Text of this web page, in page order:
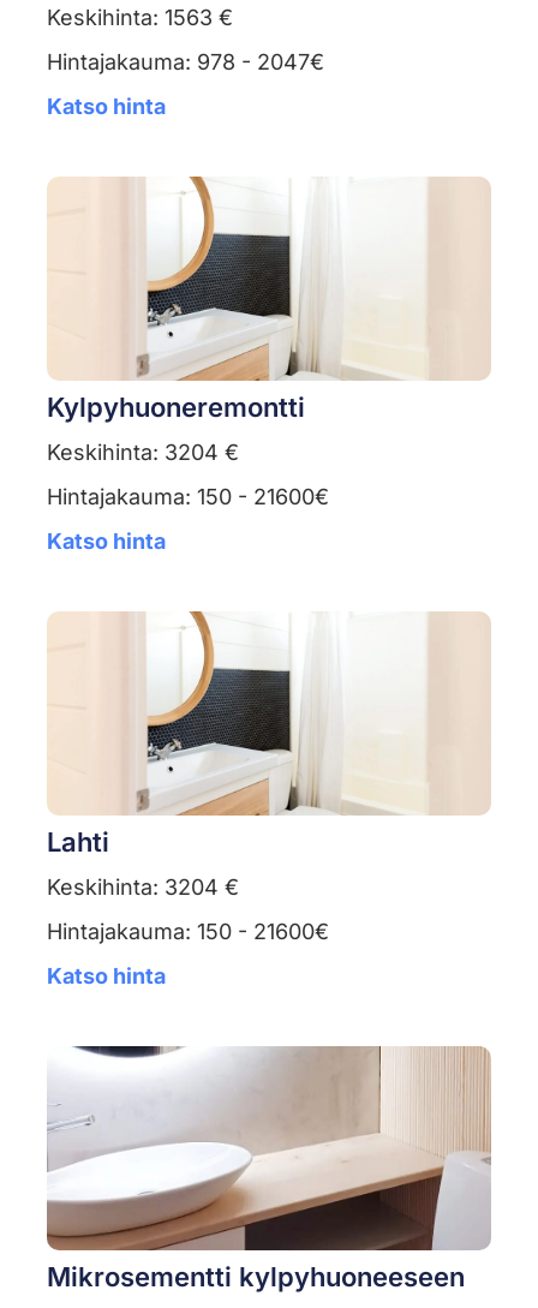
Keskihinta: 1563 €
Hintajakauma: 978 - 2047€
Katso hinta
Kylpyhuoneremontti
Keskihinta: 3204 €
Hintajakauma: 150 - 21600€
Katso hinta
Lahti
Keskihinta: 3204 €
Hintajakauma: 150 - 21600€
Katso hinta
Mikrosementti kylpyhuoneeseen